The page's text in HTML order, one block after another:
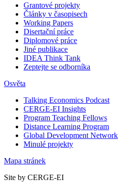
Grantové projekty
Články v časopisech
Working Papers
Disertační práce
Diplomové práce
Jiné publikace
IDEA Think Tank
Zeptejte se odborníka
Osvěta
Talking Economics Podcast
CERGE-EI Insights
Program Teaching Fellows
Distance Learning Program
Global Development Network
Minulé projekty
Mapa stránek
Site by CERGE-EI